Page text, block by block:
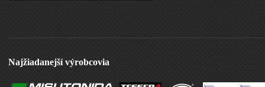
Najžiadanejší výrobcovia